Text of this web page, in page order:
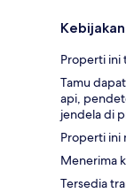
Kebijakan
Properti ini
Tamu
api,
jendela di
Properti ini
Menerima
Tersedia